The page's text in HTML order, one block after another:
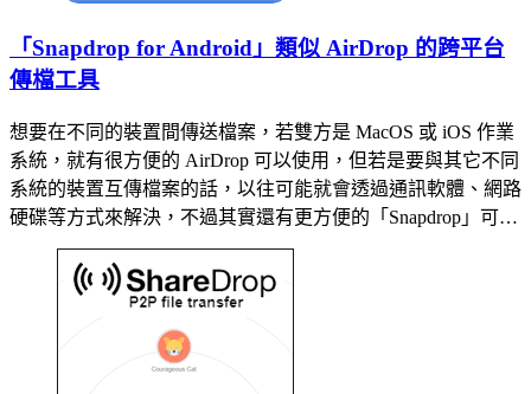
「Snapdrop for Android」類似 AirDrop 的跨平台
傳檔工具
想要在不同的裝置間傳送檔案，若雙方是 MacOS 或 iOS 作業
系統，就有很方便的 AirDrop 可以使用，但若是要與其它不同
系統的裝置互傳檔案的話，以往可能就會透過通訊軟體、網路
硬碟等方式來解決，不過其實還有更方便的「Snapdrop」可…